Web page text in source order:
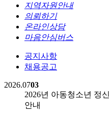
지역자원안내
의뢰하기
온라인상담
마음안심버스
공지사항
채용공고
2026.0703
2026년 아동청소년 정
안내